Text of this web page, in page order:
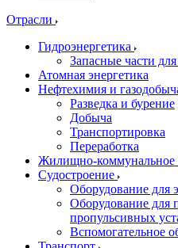
Отрасли
Гидроэнергетика
Запасные части
Атомная энергетика
Нефтехимия и
Разведка и бурение
Добыча
Транспортировка
Переработка
Жилищно-коммунальное
Судостроение
Оборудование для
Оборудование для
пропульсивных
Вспомогательное